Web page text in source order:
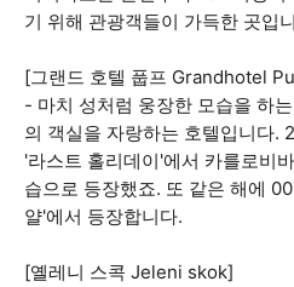
기 위해 관광객들이 가득한 곳입
[그랜드 호텔 풉프 Grandhotel
- 마치 성처럼 웅장한 모습을 하
의 객실을 자랑하는 호텔입니다.
'라스트 홀리데이'에서 카를로비
습으로 등장했죠. 또 같은 해에
얄'에서 등장합니다.
[옐레니 스콕 Jeleni skok]